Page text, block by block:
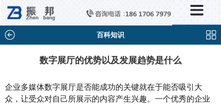
百科知识
数字展厅的优势以及发展趋势是什么
企业多媒体数字展厅是否能成功的关键就在于能否吸引大
众，让受众对自己所展示的内容产生兴趣。一个优秀的企业
新闻中心
×
行业新闻
问题解答